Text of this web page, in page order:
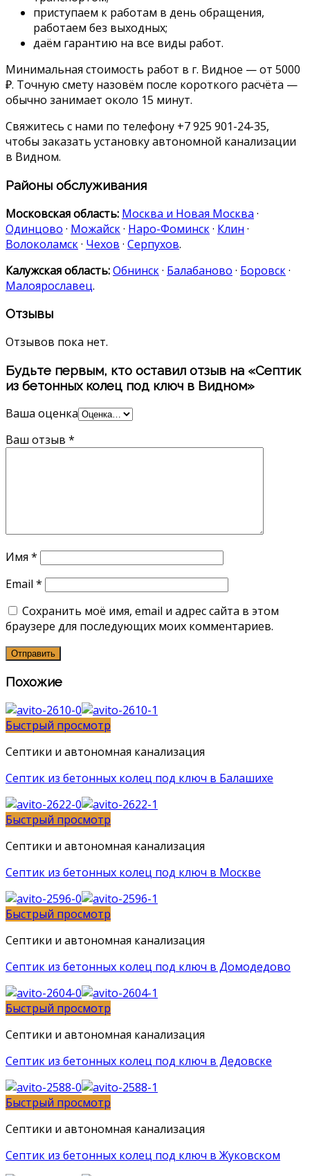
приступаем к работам в день обращения,
работаем без выходных;
даём гарантию на все виды работ.
Минимальная стоимость работ в г. Видное — от 5000
₽. Точную смету назовём после короткого расчёта —
обычно занимает около 15 минут.
Свяжитесь с нами по телефону +7 925 901-24-35,
чтобы заказать установку автономной канализации
в Видном.
Районы обслуживания
Московская область: Москва и Новая Москва ·
Одинцово · Можайск· Наро-Фоминск· Клин ·
Волоколамск· Чехов · Серпухов.
Калужская область:Обнинск· Балабаново · Боровск·
Малоярославец.
Отзывы
Отзывов пока нет.
Будьте первым, кто оставил отзыв на «Септик
из бетонных колец под ключ в Видном»
Ваша оценка
Ваш отзыв *
Имя *
Email *
Сохранить моё имя, email и адрес сайта в этом
браузере для последующих моих комментариев.
Похожие
Быстрый просмотр
Септики и автономная канализация
Септик из бетонных колец под ключ в Балашихе
Быстрый просмотр
Септики и автономная канализация
Септик из бетонных колец под ключ в Москве
Быстрый просмотр
Септики и автономная канализация
Септик из бетонных колец под ключ в Домодедово
Быстрый просмотр
Септики и автономная канализация
Септик из бетонных колец под ключ в Дедовске
Быстрый просмотр
Септики и автономная канализация
Септик из бетонных колец под ключ в Жуковском